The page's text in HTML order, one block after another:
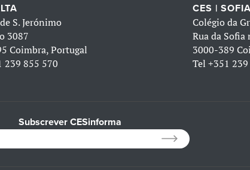
S. Jerónimo
3087
Coimbra, Portugal
239 855 570
CES | SOFIA
Colégio da
Rua da Sofia
3000-389
Tel +351
Subscrever CESinforma